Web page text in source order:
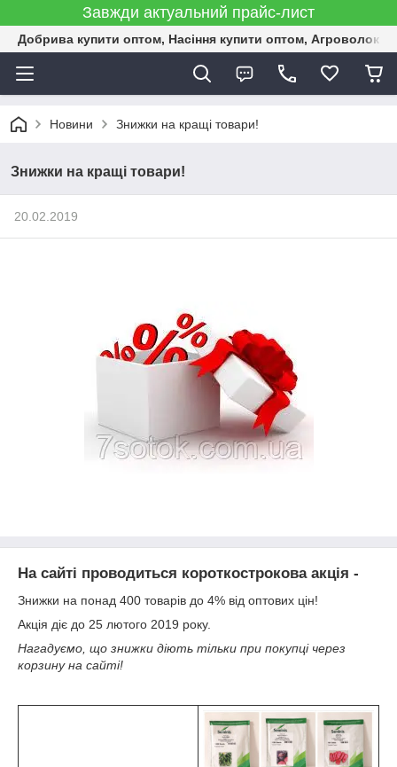
Завжди актуальний прайс-лист
Добрива купити оптом, Насіння купити оптом,
Новини Знижки на кращі товари!
Знижки на кращі товари!
20.02.2019
На сайті проводиться короткострокова акція -
Знижки на понад 400 товарів до 4% від оптових цін!
Акція діє до 25 лютого 2019 року.
Нагадуємо, що знижки діють тільки при покупці через
корзину на сайті!